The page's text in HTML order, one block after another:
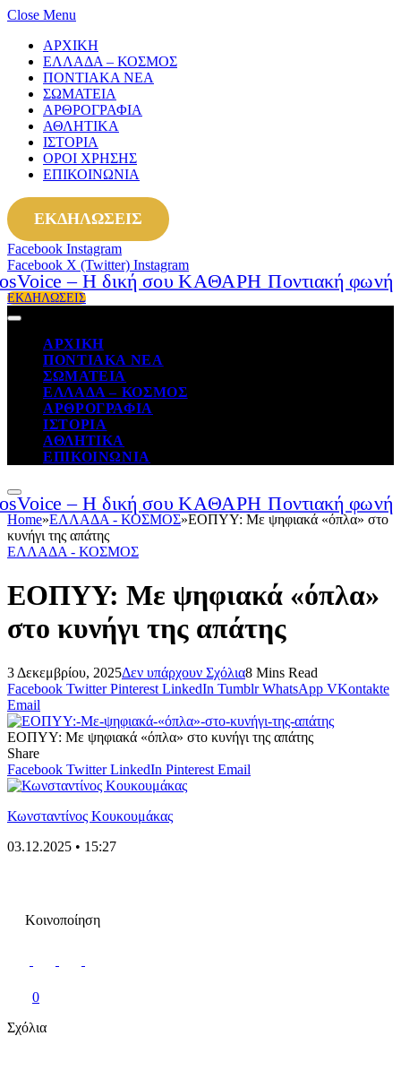
Close Menu
ΑΡΧΙΚΗ
ΕΛΛΑΔΑ – ΚΟΣΜΟΣ
ΠΟΝΤΙΑΚΑ ΝΕΑ
ΣΩΜΑΤΕΙΑ
ΑΡΘΡΟΓΡΑΦΙΑ
ΑΘΛΗΤΙΚΑ
ΙΣΤΟΡΙΑ
ΟΡΟΙ ΧΡΗΣΗΣ
ΕΠΙΚΟΙΝΩΝΙΑ
ΕΚΔΗΛΩΣΕΙΣ
Facebook Instagram
Facebook X (Twitter) Instagram
ΕΚΔΗΛΩΣΕΙΣ
ΑΡΧΙΚΗ
ΠΟΝΤΙΑΚΑ ΝΕΑ
ΣΩΜΑΤΕΙΑ
ΕΛΛΑΔΑ – ΚΟΣΜΟΣ
ΑΡΘΡΟΓΡΑΦΙΑ
ΙΣΤΟΡΙΑ
ΑΘΛΗΤΙΚΑ
ΕΠΙΚΟΙΝΩΝΙΑ
Home»ΕΛΛΑΔΑ - ΚΟΣΜΟΣ»ΕΟΠΥΥ: Με ψηφιακά «όπλα» στο
κυνήγι της απάτης
ΕΛΛΑΔΑ - ΚΟΣΜΟΣ
ΕΟΠΥΥ: Με ψηφιακά «όπλα»
στο κυνήγι της απάτης
3 Δεκεμβρίου, 2025Δεν υπάρχουν Σχόλια8 Mins Read
Facebook Twitter Pinterest LinkedIn Tumblr WhatsApp VKontakte
Email
ΕΟΠΥΥ: Με ψηφιακά «όπλα» στο κυνήγι της απάτης
Share
Facebook Twitter LinkedIn Pinterest Email
Κωνσταντίνος Κουκουμάκας
03.12.2025 • 15:27
Κοινοποίηση
0
Σχόλια